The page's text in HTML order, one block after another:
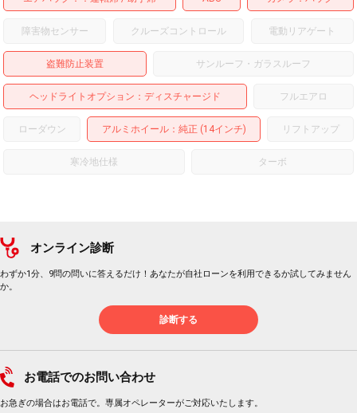
障害物センサー クルーズコントロール 電動リアゲート
盗難防止装置 サンルーフ・ガラスルーフ
ヘッドライトオプション ディスチャージド フルエアロ
ローダウン アルミホイール：純正 (14インチ) リフトアップ
寒冷地仕様 ターボ
オンライン診断
わずか1分、9問の問いに答えるだけ！あなたが自社ローンを利用できるか試してみません
か。
診断する
お電話でのお問い合わせ
お急ぎの場合はお電話で。専属オペレーターがご対応いたします。